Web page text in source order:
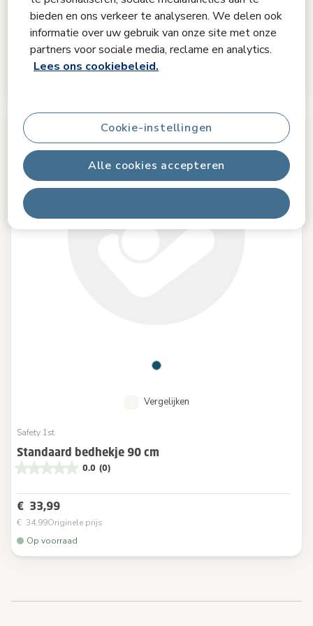
bieden en ons verkeer te analyseren. We delen ook
informatie over uw gebruik van onze site met onze
partners voor sociale media, reclame en analytics.
Lees ons cookiebeleid.
Alle cookies accepteren
Cookie-instellingen
€ 40,99
€ 44,99Originele prijs
Vergelijken
Safety 1st
Standaard bedhekje 90 cm
0.0 (0)
€ 33,99
€ 34,99Originele prijs
Op voorraad